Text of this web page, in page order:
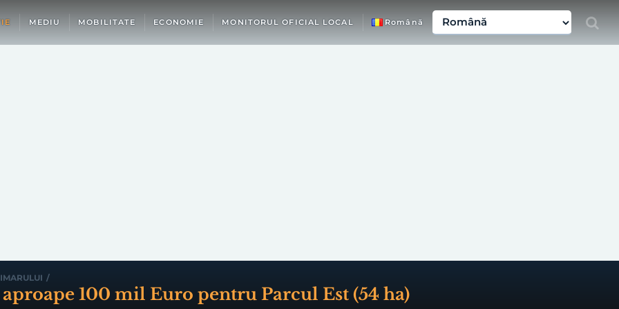
MEDIU MOBILITATE ECONOMIE MONITORUL OFICIAL LOCAL Română
/
100 mil Euro pentru Parcul Est (54 ha)